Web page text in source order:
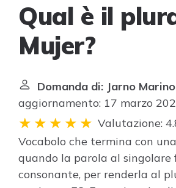
Qual è il
Mujer?
Domanda di: Jarno Marino
aggiornamento: 17 marzo
Valutazione:
Vocabolo che termina con
quando la parola al singolare
consonante, per renderla al